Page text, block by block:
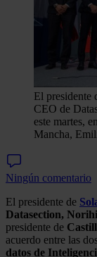
El presidente
CEO de
este martes,
Mancha,
Ningún comentario
El presidente de
Datasection,
presidente de
acuerdo entre las
datos de